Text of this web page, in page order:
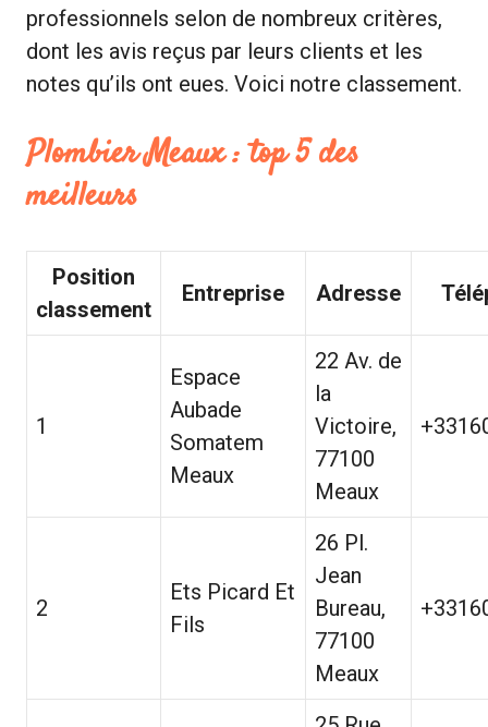
professionnels selon de nombreux critères,
dont les avis reçus par leurs clients et les
notes qu’ils ont eues. Voici notre classement.
Plombier Meaux : top 5 des
meilleurs
Position
classement
Entreprise Adresse
1
Espace
Aubade
Somatem
Meaux
22 Av. de
la
Victoire,
77100
Meaux
2
Ets Picard Et
Fils
26 Pl.
Jean
Bureau,
77100
Meaux